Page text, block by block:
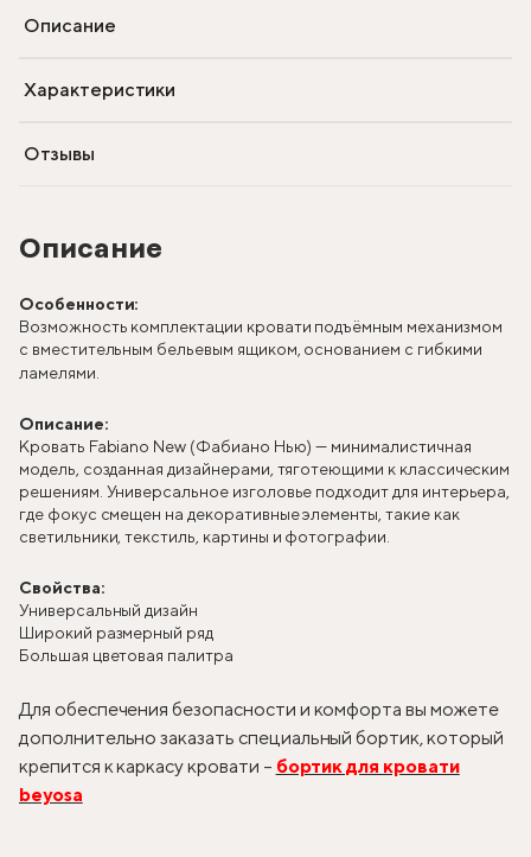
Описание
Особенности:
Возможность комплектации кровати подъёмным механизмом
с вместительным бельевым ящиком, основанием с гибкими
ламелями.
Описание:
Кровать Fabiano New (Фабиано Нью) — минималистичная
модель, созданная дизайнерами, тяготеющими к классическим
решениям. Универсальное изголовье подходит для интерьера,
где фокус смещен на декоративные элементы, такие как
светильники, текстиль, картины и фотографии.
Свойства:
Универсальный дизайн
Широкий размерный ряд
Большая цветовая палитра
Для обеспечения безопасности и комфорта вы можете
дополнительно заказать специальный бортик, который
крепится к каркасу кровати – бортик для кровати
beyosa
Описание
Характеристики
Отзывы